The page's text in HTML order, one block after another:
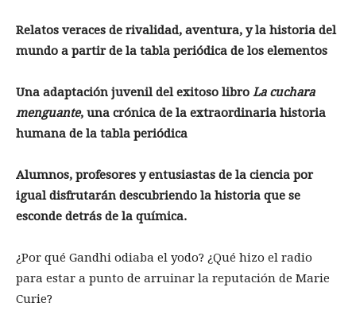
Relatos veraces de rivalidad, aventura, y la historia del
mundo a partir de la tabla periódica de los elementos
Una adaptación juvenil del exitoso libro La cuchara
menguante, una crónica de la extraordinaria historia
humana de la tabla periódica
Alumnos, profesores y entusiastas de la ciencia por
igual disfrutarán descubriendo la historia que se
esconde detrás de la química.
¿Por qué Gandhi odiaba el yodo? ¿Qué hizo el radio
para estar a punto de arruinar la reputación de Marie
Curie?